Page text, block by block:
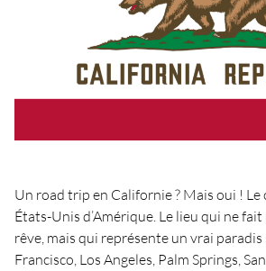
Un road trip en Californie ? Mais oui !
États-Unis d’Amérique. Le lieu qui ne
rêve, mais qui représente un vrai paradis
Francisco, Los Angeles, Palm Springs,